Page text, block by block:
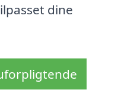
dine